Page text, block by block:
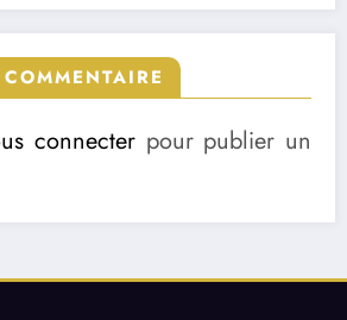
connecter pour publier un